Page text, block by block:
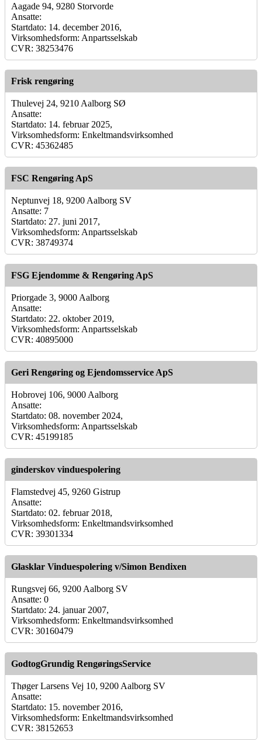
Aagade 94, 9280 Storvorde
Ansatte:
Startdato: 14. december 2016,
Virksomhedsform: Anpartsselskab
CVR: 38253476
Frisk rengøring
Thulevej 24, 9210 Aalborg SØ
Ansatte:
Startdato: 14. februar 2025,
Virksomhedsform: Enkeltmandsvirksomhed
CVR: 45362485
FSC Rengøring ApS
Neptunvej 18, 9200 Aalborg SV
Ansatte: 7
Startdato: 27. juni 2017,
Virksomhedsform: Anpartsselskab
CVR: 38749374
FSG Ejendomme & Rengøring ApS
Priorgade 3, 9000 Aalborg
Ansatte:
Startdato: 22. oktober 2019,
Virksomhedsform: Anpartsselskab
CVR: 40895000
Geri Rengøring og Ejendomsservice ApS
Hobrovej 106, 9000 Aalborg
Ansatte:
Startdato: 08. november 2024,
Virksomhedsform: Anpartsselskab
CVR: 45199185
ginderskov vinduespolering
Flamstedvej 45, 9260 Gistrup
Ansatte:
Startdato: 02. februar 2018,
Virksomhedsform: Enkeltmandsvirksomhed
CVR: 39301334
Glasklar Vinduespolering v/Simon Bendixen
Rungsvej 66, 9200 Aalborg SV
Ansatte: 0
Startdato: 24. januar 2007,
Virksomhedsform: Enkeltmandsvirksomhed
CVR: 30160479
GodtogGrundig RengøringsService
Thøger Larsens Vej 10, 9200 Aalborg SV
Ansatte:
Startdato: 15. november 2016,
Virksomhedsform: Enkeltmandsvirksomhed
CVR: 38152653